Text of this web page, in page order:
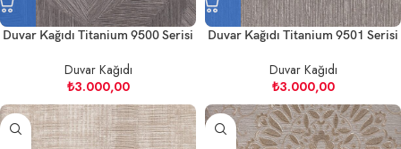
Duvar Kağıdı Titanium 9500 Serisi
Duvar Kağıdı
₺3.000,00
Duvar Kağıdı Titanium 9501 Serisi
Duvar Kağıdı
₺3.000,00